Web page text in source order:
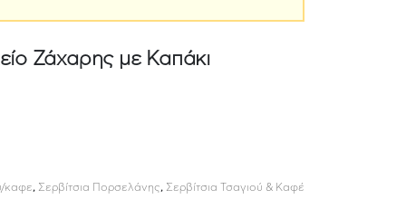
Ζάχαρης με Καπάκι
καφε, Σερβίτσια Πορσελάνης, Σερβίτσια Τσαγιού & Καφέ